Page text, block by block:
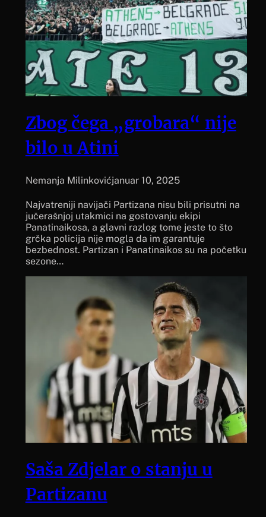
Zbog čega „grobara“ nije
bilo u Atini
Nemanja Milinkovićjanuar 10, 2025
Najvatreniji navijači Partizana nisu bili prisutni na
jučerašnjoj utakmici na gostovanju ekipi
Panatinaikosa, a glavni razlog tome jeste to što
grčka policija nije mogla da im garantuje
bezbednost. Partizan i Panatinaikos su na početku
sezone…
Saša Zdjelar o stanju u
Partizanu